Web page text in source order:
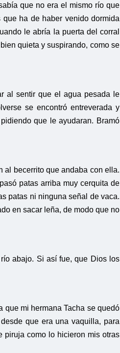
que no era el mismo río que
ha de haber venido dormida
le abría la puerta del corral
quieta y suspirando, como se
al sentir que el agua pesada le
se encontró entreverada y
que le ayudaran. Bramó
al becerrito que andaba con ella.
patas arriba muy cerquita de
patas ni ninguna señal de vaca.
en sacar leña, de modo que no
abajo. Si así fue, que Dios los
que mi hermana Tacha se quedó
que era una vaquilla, para
piruja como lo hicieron mis otras